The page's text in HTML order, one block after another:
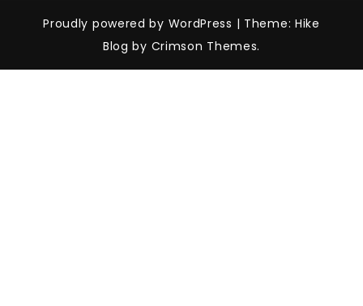
Proudly powered by WordPress | Theme: Hike
Blog by Crimson Themes.